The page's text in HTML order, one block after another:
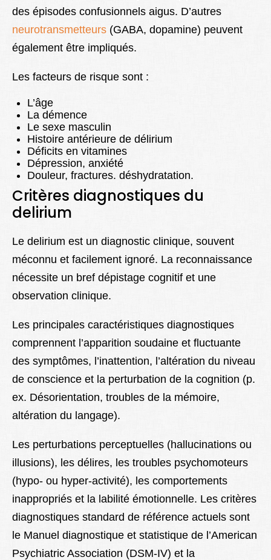
des épisodes confusionnels aigus. D’autres
neurotransmetteurs (GABA, dopamine) peuvent
également être impliqués.
Les facteurs de risque sont :
L’âge
La démence
Le sexe masculin
Histoire antérieure de délirium
Déficits en vitamines
Dépression, anxiété
Douleur, fractures. déshydratation.
Critères diagnostiques du
delirium
Le delirium est un diagnostic clinique, souvent
méconnu et facilement ignoré. La reconnaissance
nécessite un bref dépistage cognitif et une
observation clinique.
Les principales caractéristiques diagnostiques
comprennent l’apparition soudaine et fluctuante
des symptômes, l’inattention, l’altération du niveau
de conscience et la perturbation de la cognition (p.
ex. Désorientation, troubles de la mémoire,
altération du langage).
Les perturbations perceptuelles (hallucinations ou
illusions), les délires, les troubles psychomoteurs
(hypo- ou hyper-activité), les comportements
inappropriés et la labilité émotionnelle. Les critères
diagnostiques standard de référence actuels sont
le Manuel diagnostique et statistique de l’American
Psychiatric Association (DSM-IV) et la